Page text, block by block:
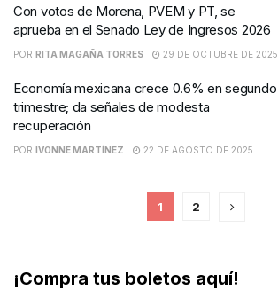
Con votos de Morena, PVEM y PT, se
aprueba en el Senado Ley de Ingresos 2026
POR RITA MAGAÑA TORRES 29 DE OCTUBRE DE 2025
Economía mexicana crece 0.6% en segundo
trimestre; da señales de modesta
recuperación
POR IVONNE MARTÍNEZ 22 DE AGOSTO DE 2025
1 2
¡Compra tus boletos aquí!